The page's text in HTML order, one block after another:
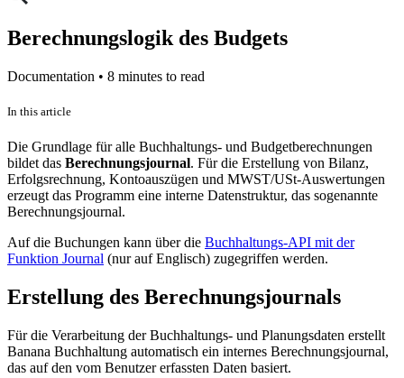
Berechnungslogik des Budgets
Documentation • 8 minutes to read
In this article
Die Grundlage für alle Buchhaltungs- und Budgetberechnungen
bildet das Berechnungsjournal. Für die Erstellung von Bilanz,
Erfolgsrechnung, Kontoauszügen und MWST/USt-Auswertungen
erzeugt das Programm eine interne Datenstruktur, das sogenannte
Berechnungsjournal.
Auf die Buchungen kann über die Buchhaltungs-API mit der
Funktion Journal (nur auf Englisch) zugegriffen werden.
Erstellung des Berechnungsjournals
Für die Verarbeitung der Buchhaltungs- und Planungsdaten erstellt
Banana Buchhaltung automatisch ein internes Berechnungsjournal,
das auf den vom Benutzer erfassten Daten basiert.